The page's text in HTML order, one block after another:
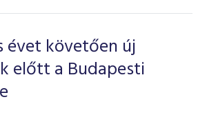
évet követően új
előtt a Budapesti